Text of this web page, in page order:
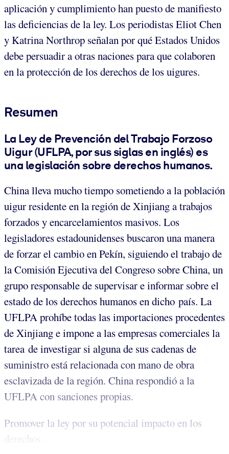
aplicación y cumplimiento han puesto de manifiesto
las deficiencias de la ley. Los periodistas Eliot Chen
y Katrina Northrop señalan por qué Estados Unidos
debe persuadir a otras naciones para que colaboren
en la protección de los derechos de los uigures.
Resumen
La Ley de Prevención del Trabajo Forzoso
Uigur (UFLPA, por sus siglas en inglés) es
una legislación sobre derechos humanos.
China lleva mucho tiempo sometiendo a la población
uigur residente en la región de Xinjiang a trabajos
forzados y encarcelamientos masivos. Los
legisladores estadounidenses buscaron una manera
de forzar el cambio en Pekín, siguiendo el trabajo de
la Comisión Ejecutiva del Congreso sobre China, un
grupo responsable de supervisar e informar sobre el
estado de los derechos humanos en dicho país. La
UFLPA prohíbe todas las importaciones procedentes
de Xinjiang e impone a las empresas comerciales la
tarea de investigar si alguna de sus cadenas de
suministro está relacionada con mano de obra
esclavizada de la región. China respondió a la
UFLPA con sanciones propias.
Promover la ley por su potencial impacto en los
derechos ...